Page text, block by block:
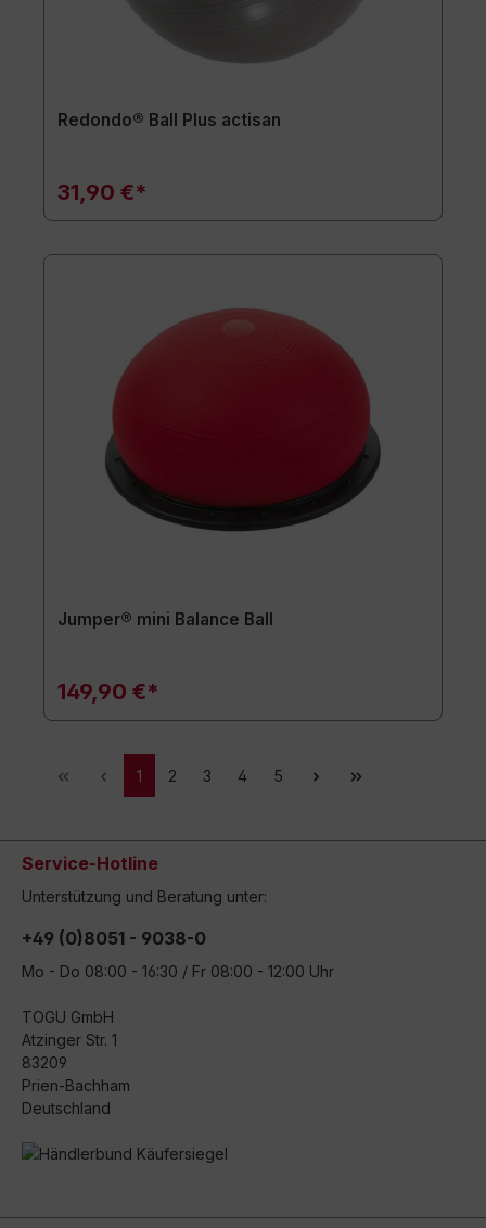
Redondo® Ball Plus actisan
31,90 €*
Jumper® mini Balance Ball
149,90 €*
1 2 3 4 5
Service-Hotline
Unterstützung und Beratung unter:
+49 (0)8051 - 9038-0
Mo - Do 08:00 - 16:30 / Fr 08:00 - 12:00 Uhr
TOGU GmbH
Atzinger Str. 1
83209
Prien-Bachham
Deutschland